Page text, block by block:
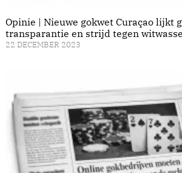
Opinie | Nieuwe gokwet Curaçao lijkt
transparantie en strijd tegen
22 DECEMBER 2023